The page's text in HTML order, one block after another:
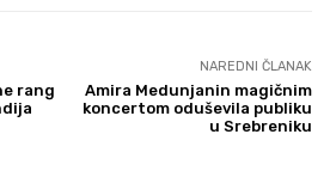
rang
NAREDNI ČLANAK
Amira Medunjanin magičnim
koncertom oduševila publiku
u Srebreniku